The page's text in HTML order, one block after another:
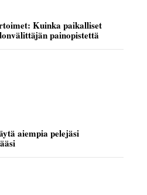
Kuinka paikalliset
painopistettä
aiempia pelejäsi